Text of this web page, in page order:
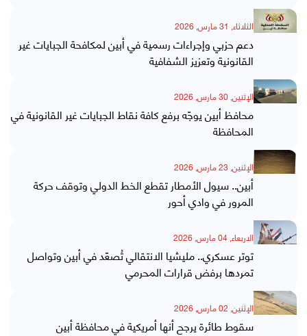
الثلاثاء, 31 مارس, 2026
دعم حزبي وإجراءات رسمية في أبين لمكافحة الجبايات غير
القانونية وتعزيز الشفافية
الإثنين, 30 مارس, 2026
محافظ أبين يوجّه برفع كافة نقاط الجبايات غير القانونية في
المحافظة
الإثنين, 23 مارس, 2026
أبين.. سيول الأمطار تقطع الخط الدولي وتوقف حركة
المرور في وادي أحور
الاربعاء, 04 مارس, 2026
توتر عسكري.. مليشيا الانتقالي تُصعّد في أبين وتواصل
تمردها برفض قرارات المحرمي
الإثنين, 02 مارس, 2026
سقوط طائرة يرجح أنها أمريكية في محافظة أبين